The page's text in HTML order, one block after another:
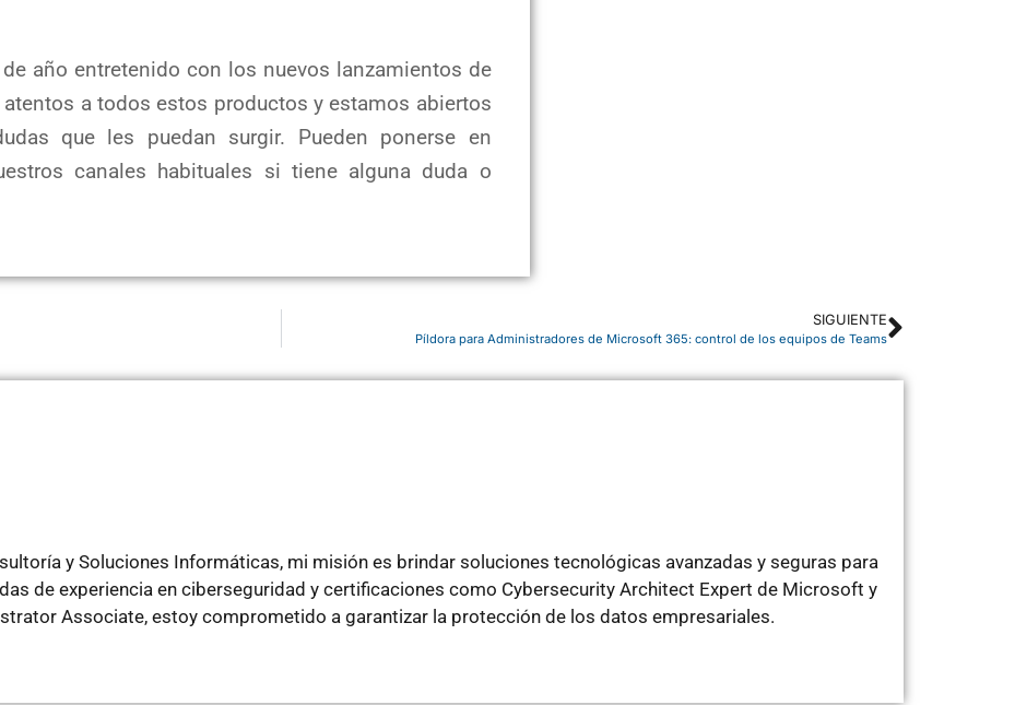
año entretenido con los nuevos lanzamientos de
a todos estos productos y estamos abiertos
que les puedan surgir. Pueden ponerse en
canales habituales si tiene alguna duda o
SIGUIENTE
Píldora para Administradores de Microsoft 365: control de los equipos de Teams
y Soluciones Informáticas, mi misión es brindar soluciones tecnológicas avanzadas y seguras para
de experiencia en ciberseguridad y certificaciones como Cybersecurity Architect Expert de Microsoft y
Associate, estoy comprometido a garantizar la protección de los datos empresariales.